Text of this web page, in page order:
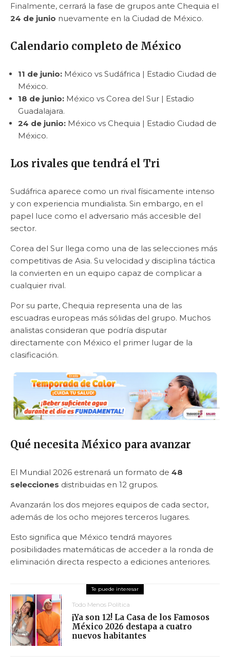
Finalmente, cerrará la fase de grupos ante Chequia el
24 de junio nuevamente en la Ciudad de México.
Calendario completo de México
11 de junio: México vs Sudáfrica | Estadio Ciudad de
México.
18 de junio: México vs Corea del Sur | Estadio
Guadalajara.
24 de junio: México vs Chequia | Estadio Ciudad de
México.
Los rivales que tendrá el Tri
Sudáfrica aparece como un rival físicamente intenso
y con experiencia mundialista. Sin embargo, en el
papel luce como el adversario más accesible del
sector.
Corea del Sur llega como una de las selecciones más
competitivas de Asia. Su velocidad y disciplina táctica
la convierten en un equipo capaz de complicar a
cualquier rival.
Por su parte, Chequia representa una de las
escuadras europeas más sólidas del grupo. Muchos
analistas consideran que podría disputar
directamente con México el primer lugar de la
clasificación.
Qué necesita México para avanzar
El Mundial 2026 estrenará un formato de 48
selecciones distribuidas en 12 grupos.
Avanzarán los dos mejores equipos de cada sector,
además de los ocho mejores terceros lugares.
Esto significa que México tendrá mayores
posibilidades matemáticas de acceder a la ronda de
eliminación directa respecto a ediciones anteriores.
Todo Menos Política
¡Ya son 12! La Casa de los Famosos
México 2026 destapa a cuatro
nuevos habitantes